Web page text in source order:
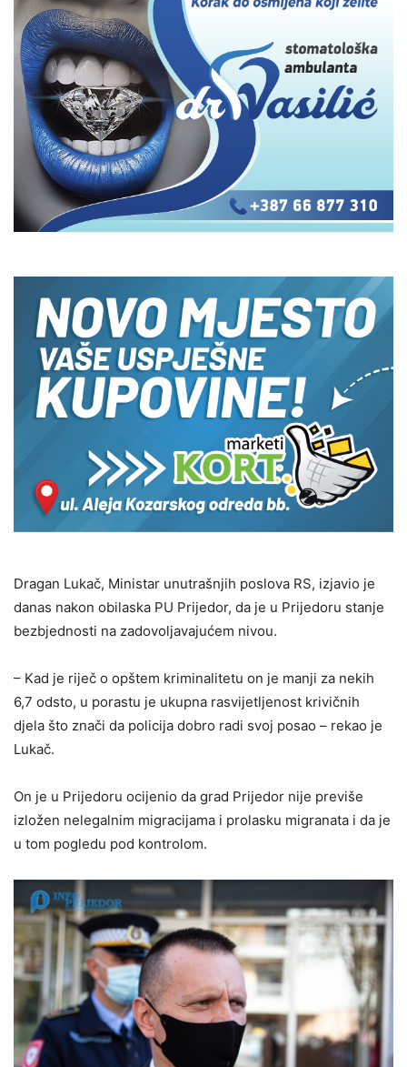
Dragan Lukač, Ministar unutrašnjih poslova RS, izjavio je
danas nakon obilaska PU Prijedor, da je u Prijedoru stanje
bezbjednosti na zadovoljavajućem nivou.
– Kad je riječ o opštem kriminalitetu on je manji za nekih
6,7 odsto, u porastu je ukupna rasvijetljenost krivičnih
djela što znači da policija dobro radi svoj posao – rekao je
Lukač.
On je u Prijedoru ocijenio da grad Prijedor nije previše
izložen nelegalnim migracijama i prolasku migranata i da je
u tom pogledu pod kontrolom.